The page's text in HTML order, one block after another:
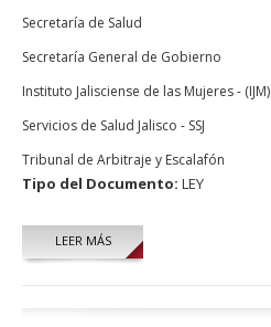
Secretaría de Salud
Secretaría General de Gobierno
Instituto Jalisciense de las Mujeres - (IJM)
Servicios de Salud Jalisco - SSJ
Tribunal de Arbitraje y Escalafón
Tipo del Documento: LEY
LEER MÁS